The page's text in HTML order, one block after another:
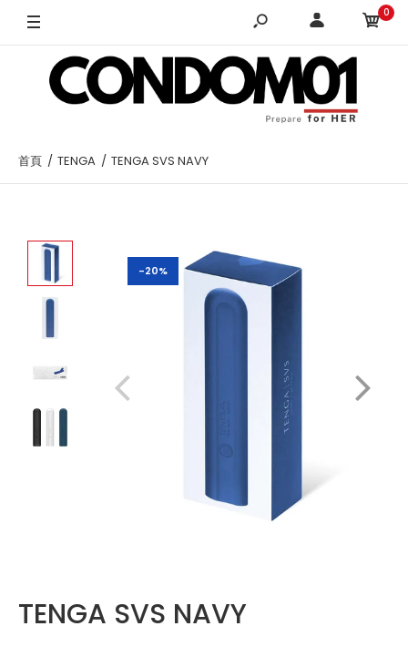
0
首頁 TENGA TENGA SVS NAVY
-20%
TENGA SVS NAVY